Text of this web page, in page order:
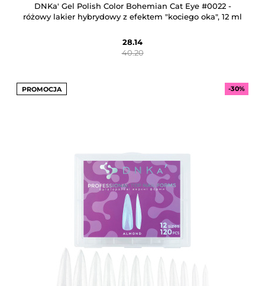
DNKa' Gel Polish Color Bohemian Cat Eye #0022 -
różowy lakier hybrydowy z efektem "kociego oka", 12 ml
28.14
40.20
PROMOCJA -30%